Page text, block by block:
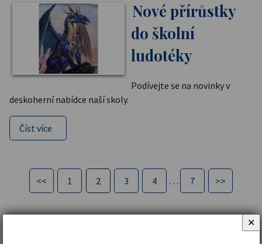
Nové přírůstky
do školní
ludotéky
Podívejte se na novinky v
deskoherní nabídce naší skoly.
Číst více
<< 1 2 3 4 … 7 >>
✕